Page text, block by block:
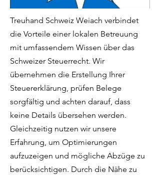
Treuhand Schweiz Weiach verbindet
die Vorteile einer lokalen Betreuung
mit umfassendem Wissen über das
Schweizer Steuerrecht. Wir
übernehmen die Erstellung Ihrer
Steuererklärung, prüfen Belege
sorgfältig und achten darauf, dass
keine Details übersehen werden.
Gleichzeitig nutzen wir unsere
Erfahrung, um Optimierungen
aufzuzeigen und mögliche Abzüge zu
berücksichtigen. Durch die Nähe zu